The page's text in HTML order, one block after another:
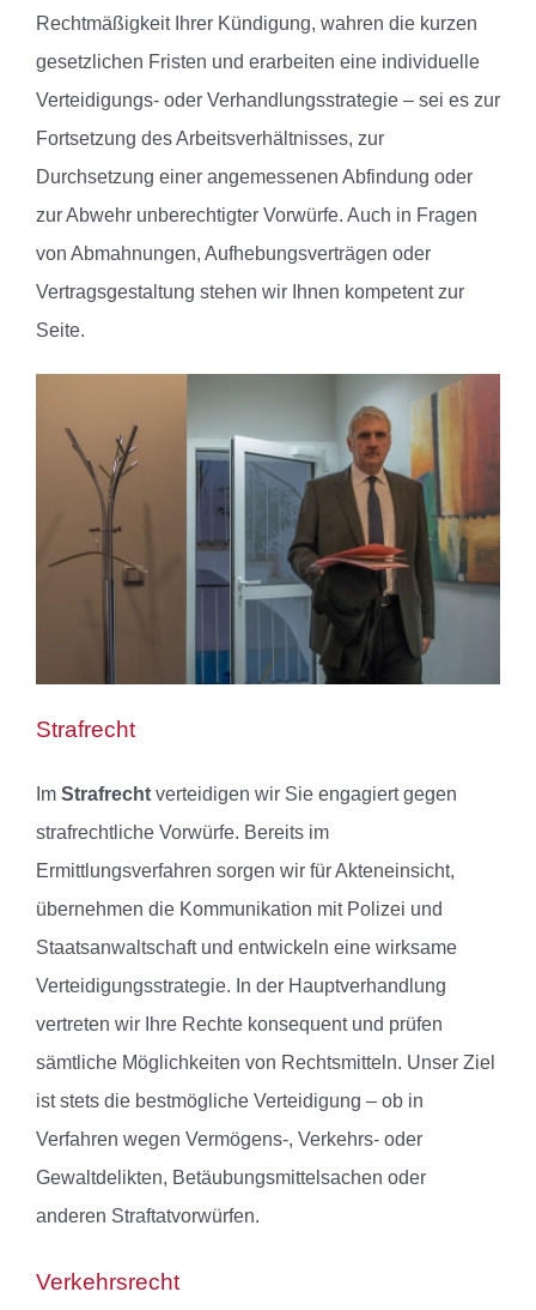
Rechtmäßigkeit Ihrer Kündigung, wahren die kurzen
gesetzlichen Fristen und erarbeiten eine individuelle
Verteidigungs- oder Verhandlungsstrategie – sei es zur
Fortsetzung des Arbeitsverhältnisses, zur
Durchsetzung einer angemessenen Abfindung oder
zur Abwehr unberechtigter Vorwürfe. Auch in Fragen
von Abmahnungen, Aufhebungsverträgen oder
Vertragsgestaltung stehen wir Ihnen kompetent zur
Seite.
Strafrecht
Im Strafrecht verteidigen wir Sie engagiert gegen
strafrechtliche Vorwürfe. Bereits im
Ermittlungsverfahren sorgen wir für Akteneinsicht,
übernehmen die Kommunikation mit Polizei und
Staatsanwaltschaft und entwickeln eine wirksame
Verteidigungsstrategie. In der Hauptverhandlung
vertreten wir Ihre Rechte konsequent und prüfen
sämtliche Möglichkeiten von Rechtsmitteln. Unser Ziel
ist stets die bestmögliche Verteidigung – ob in
Verfahren wegen Vermögens-, Verkehrs- oder
Gewaltdelikten, Betäubungsmittelsachen oder
anderen Straftatvorwürfen.
Verkehrsrecht